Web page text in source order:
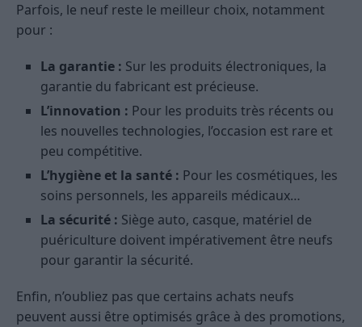
Parfois, le neuf reste le meilleur choix, notamment
pour :
La garantie : Sur les produits électroniques, la
garantie du fabricant est précieuse.
L’innovation : Pour les produits très récents ou
les nouvelles technologies, l’occasion est rare et
peu compétitive.
L’hygiène et la santé : Pour les cosmétiques, les
soins personnels, les appareils médicaux…
La sécurité : Siège auto, casque, matériel de
puériculture doivent impérativement être neufs
pour garantir la sécurité.
Enfin, n’oubliez pas que certains achats neufs
peuvent aussi être optimisés grâce à des promotions,